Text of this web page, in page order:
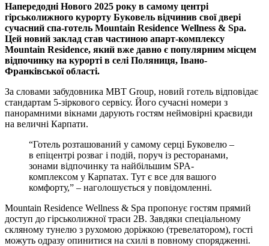
Напередодні Нового 2025 року в самому центрі
гірськолижного курорту Буковель відчинив свої двері
сучасний спа-готель Mountain Residence Wellness & Spa.
Цей новий заклад став частиною апарт-комплексу
Mountain Residence, який вже давно є популярним місцем
відпочинку на курорті в селі Поляниця, Івано-
Франківської області.
За словами забудовника MBT Group, новий готель відповідає
стандартам 5-зіркового сервісу. Його сучасні номери з
панорамними вікнами дарують гостям неймовірні краєвиди
на величні Карпати.
“Готель розташований у самому серці Буковелю –
в епіцентрі розваг і подій, поруч із ресторанами,
зонами відпочинку та найбільшим SPA-
комплексом у Карпатах. Тут є все для вашого
комфорту,” – наголошується у повідомленні.
Mountain Residence Wellness & Spa пропонує гостям прямий
доступ до гірськолижної траси 2B. Завдяки спеціальному
скляному тунелю з рухомою доріжкою (тревелатором), гості
можуть одразу опинитися на схилі в повному спорядженні.